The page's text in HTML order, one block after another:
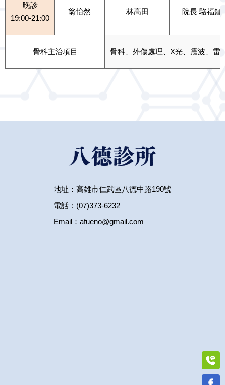
晚診
19:00-21:00
翁怡然 林高田 院長 駱福鍾
骨科主治項目 骨科、外傷處理、X光、震波、雷
地址：高雄市仁武區八德中路190號
電話：(07)373-6232
Email：afueno@gmail.com